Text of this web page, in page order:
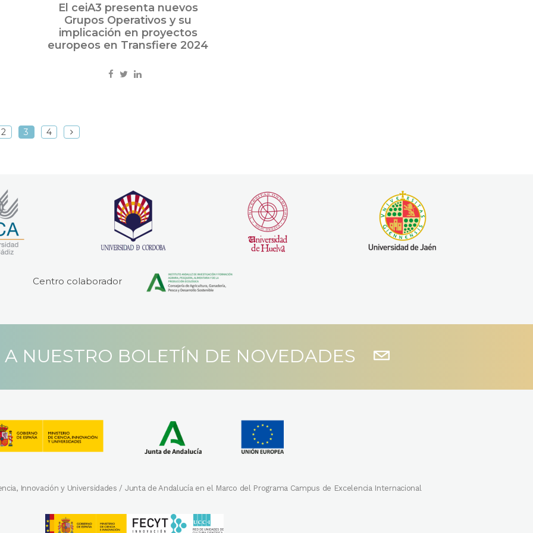
El ceiA3 presenta nuevos
Grupos Operativos y su
implicación en proyectos
europeos en Transfiere 2024
2 3 4
Centro colaborador
A NUESTRO BOLETÍN DE NOVEDADES
Innovación y Universidades / Junta de Andalucía en el Marco del Programa Campus de Excelencia Internacional